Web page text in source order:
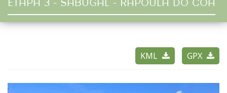
ETAPA 3 - SABUGAL - RAPOULA DO CÔA
KML GPX